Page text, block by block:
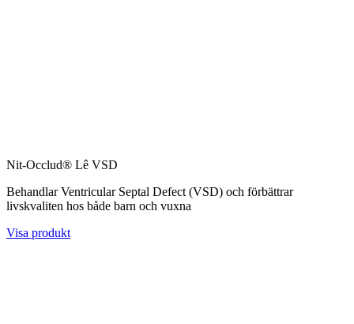
Nit-Occlud® Lê VSD
Behandlar Ventricular Septal Defect (VSD) och förbättrar
livskvaliten hos både barn och vuxna
Visa produkt